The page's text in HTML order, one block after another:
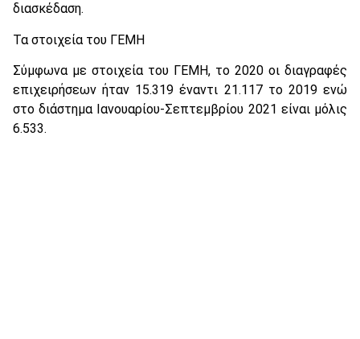
διασκέδαση.
Τα στοιχεία του ΓΕΜΗ
Σύμφωνα με στοιχεία του ΓΕΜΗ, το 2020 οι διαγραφές
επιχειρήσεων ήταν 15.319 έναντι 21.117 το 2019 ενώ
στο διάστημα Ιανουαρίου-Σεπτεμβρίου 2021 είναι μόλις
6.533.